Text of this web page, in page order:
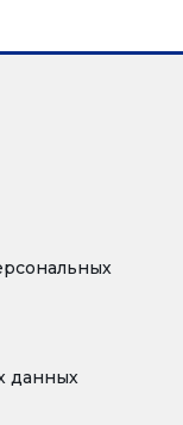
данных